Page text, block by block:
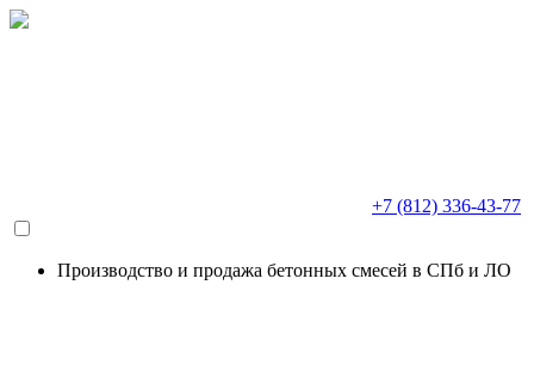
+7 (812) 336-43-77
Производство и продажа бетонных смесей в СПб и ЛО